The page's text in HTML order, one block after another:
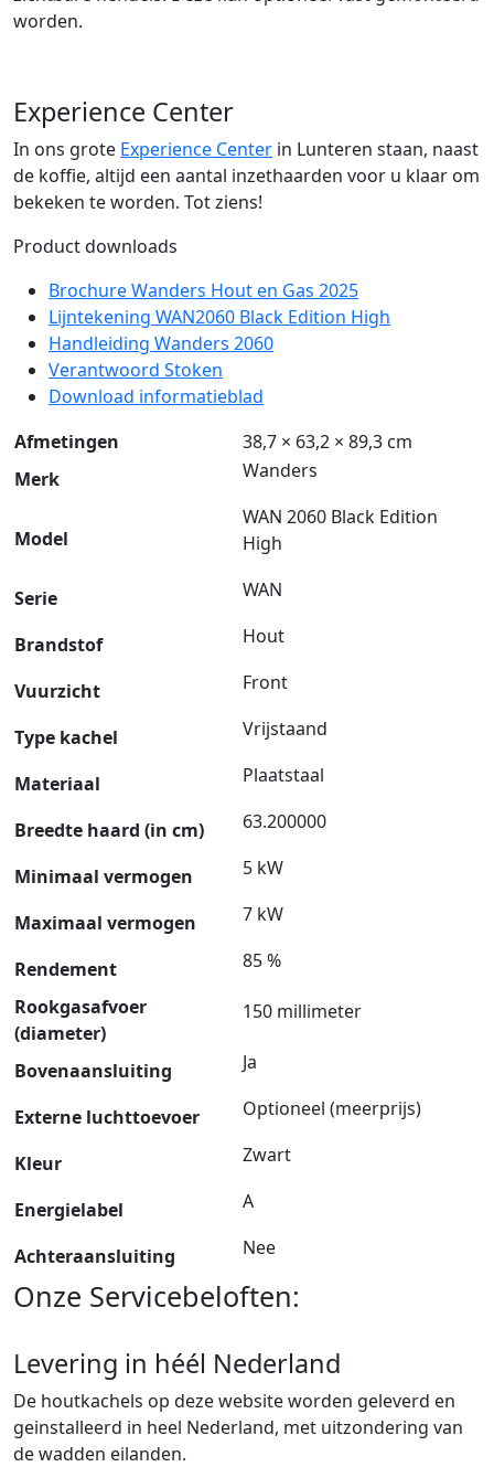
worden.
Experience Center
In ons grote Experience Center in Lunteren staan, naast
de koffie, altijd een aantal inzethaarden voor u klaar om
bekeken te worden. Tot ziens!
Product downloads
Brochure Wanders Hout en Gas 2025
Lijntekening WAN2060 Black Edition High
Handleiding Wanders 2060
Verantwoord Stoken
Download informatieblad
Afmetingen
38,7 × 63,2 × 89,3 cm
Merk
Wanders
Model
WAN 2060 Black Edition
High
Serie WAN
Brandstof Hout
Vuurzicht Front
Type kachel Vrijstaand
Materiaal Plaatstaal
Breedte haard (in cm) 63.200000
Minimaal vermogen 5 kW
Maximaal vermogen 7 kW
Rendement
85 %
Rookgasafvoer
(diameter)
150 millimeter
Bovenaansluiting Ja
Externe luchttoevoer Optioneel (meerprijs)
Kleur Zwart
Energielabel A
Achteraansluiting Nee
Onze Servicebeloften:
Levering in héél Nederland
De houtkachels op deze website worden geleverd en
geinstalleerd in heel Nederland, met uitzondering van
de wadden eilanden.